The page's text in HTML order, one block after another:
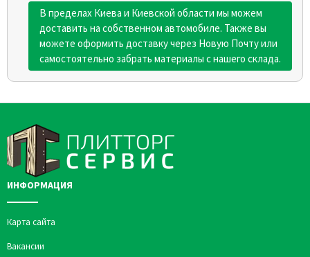
В пределах Киева и Киевской области мы можем
доставить на собственном автомобиле. Также вы
можете оформить доставку через Новую Почту или
самостоятельно забрать материалы с нашего склада.
ИНФОРМАЦИЯ
Карта сайта
Вакансии